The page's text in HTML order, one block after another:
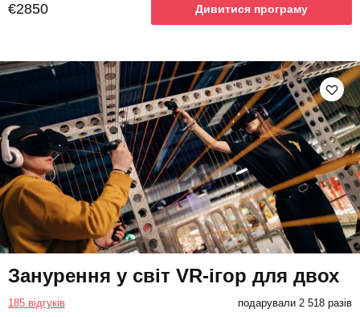
€2850 Дивитися програму
Занурення у світ VR-ігор для двох
185 відгуків подарували 2 518 разів